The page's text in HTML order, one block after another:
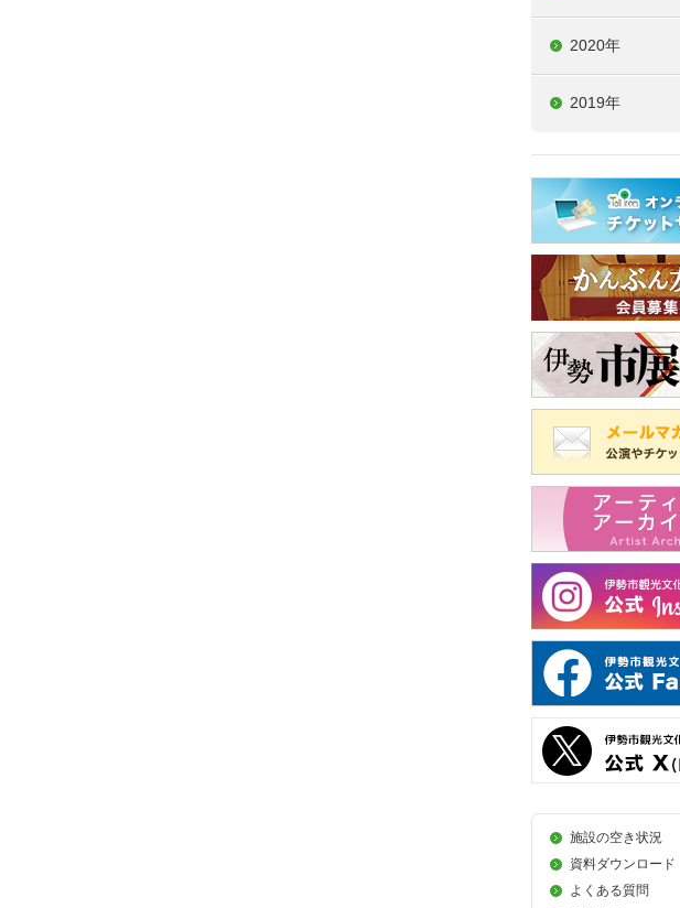
2020年
2019年
施設の空き状況
資料ダウンロード
よくある質問